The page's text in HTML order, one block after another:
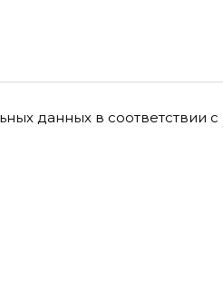
данных в соответствии с